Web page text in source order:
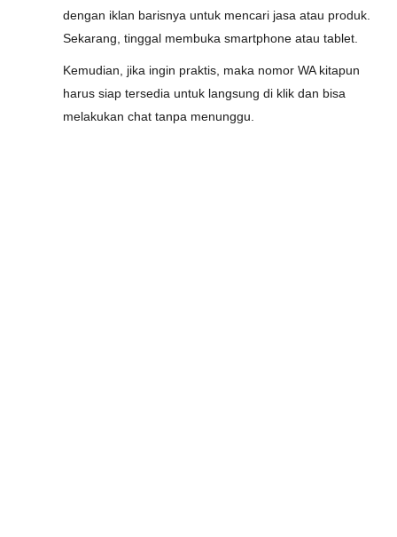
dengan iklan barisnya untuk mencari jasa atau produk.
Sekarang, tinggal membuka smartphone atau tablet.
Kemudian, jika ingin praktis, maka nomor WA kitapun
harus siap tersedia untuk langsung di klik dan bisa
melakukan chat tanpa menunggu.